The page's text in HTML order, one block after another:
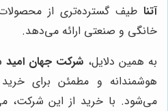
آتنا طیف گسترده‌تری از
خانگی و صنعتی ارائه می‌دهد.
به همین دلایل، شرکت جهان امید
هوشمندانه و مطمئن برای
می‌شود. با خرید از این شرکت،